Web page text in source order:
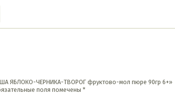
ЯБЛОКО-ЧЕРНИКА-ТВОРОГ фруктово-мол пюре 90гр 6+»
поля помечены *